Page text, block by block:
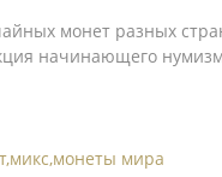
монет разных
начинающего
,микс,монеты мира